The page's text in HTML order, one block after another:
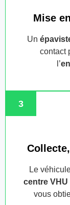
Mise
Un
contact
l’
3
Le
centre VHU
vous